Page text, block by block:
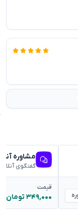
مشاوره
گفتگوی
قیمت
۳۴۹,۰۰۰ تومان